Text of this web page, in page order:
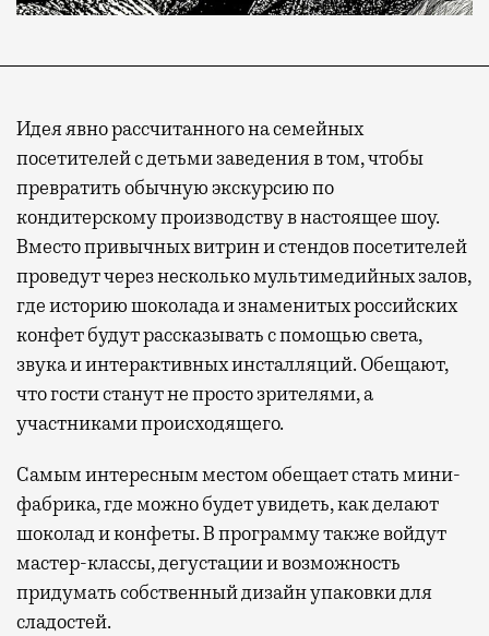
Идея явно рассчитанного на семейных
посетителей с детьми заведения в том, чтобы
превратить обычную экскурсию по
кондитерскому производству в настоящее шоу.
Вместо привычных витрин и стендов посетителей
проведут через несколько мультимедийных залов,
где историю шоколада и знаменитых российских
конфет будут рассказывать с помощью света,
звука и интерактивных инсталляций. Обещают,
что гости станут не просто зрителями, а
участниками происходящего.
Самым интересным местом обещает стать мини-
фабрика, где можно будет увидеть, как делают
шоколад и конфеты. В программу также войдут
мастер-классы, дегустации и возможность
придумать собственный дизайн упаковки для
сладостей.